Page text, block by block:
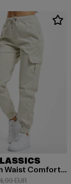
Ladies High Waist Comfort Jogging
28,79 EUR
EURAktionspreis: